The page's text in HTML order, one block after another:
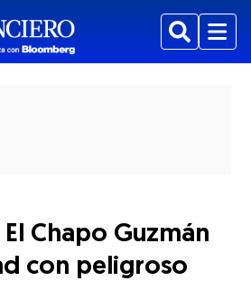
BuscarMenu
El Chapo Guzmán
con peligroso